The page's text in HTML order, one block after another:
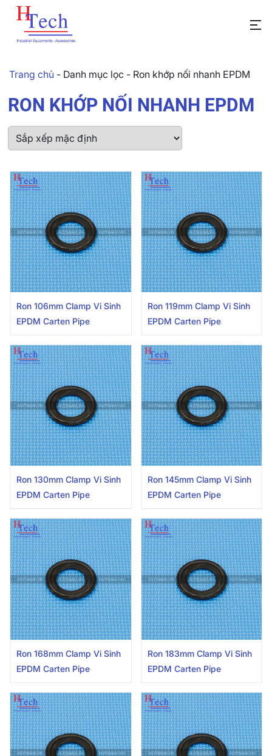
Trang chủ - Danh mục lọc - Ron khớp nối nhanh EPDM
RON KHỚP NỐI NHANH EPDM
Ron 106mm Clamp Vi Sinh
EPDM Carten Pipe
Ron 119mm Clamp Vi Sinh
EPDM Carten Pipe
Ron 130mm Clamp Vi Sinh
EPDM Carten Pipe
Ron 145mm Clamp Vi Sinh
EPDM Carten Pipe
Ron 168mm Clamp Vi Sinh
EPDM Carten Pipe
Ron 183mm Clamp Vi Sinh
EPDM Carten Pipe